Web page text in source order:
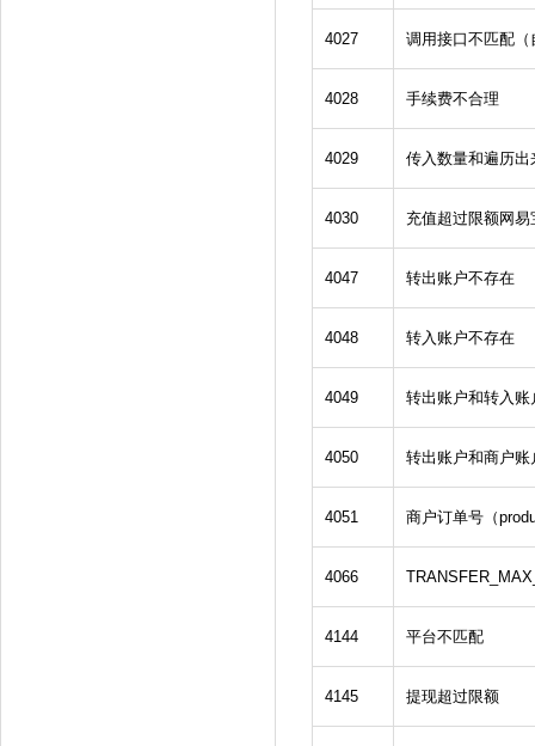
4027 调用接口不匹配
4028 手续费不合理
4029 传入数量和遍历
4030 充值超过限额网
4047 转出账户不存在
4048 转入账户不存在
4049 转出账户和转入账
4050 转出账户和商户账
4051 商户订单号（
4066
4144 平台不匹配
4145 提现超过限额